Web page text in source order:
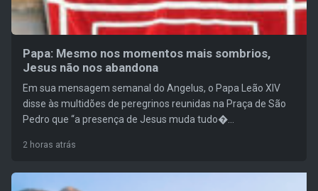
Papa: Mesmo nos momentos mais sombrios,
Jesus não nos abandona
Em sua mensagem semanal do Angelus, o Papa Leão XIV
disse às multidões de peregrinos reunidas na Praça de São
Pedro que “a presença de Jesus muda tudo�...
2 horas atrás